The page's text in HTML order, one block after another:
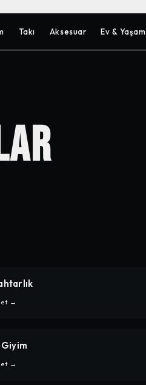
Takı Aksesuar Ev & Yaşam
CARPE
→
CARPE
GIYIM
Giyim
→